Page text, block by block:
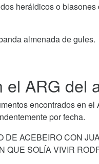
heráldicos o
almenada de gules.
el ARG del
encontrados en
por fecha.
DE ACEBEIRO CON
QUE SOLÍA VIVIR